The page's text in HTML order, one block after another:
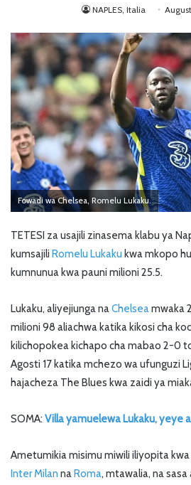
NAPLES, Italia
Fowadi wa Chelsea, Romelu Lukaku.
TETESI za usajili zinasema klabu ya
kumsajili Romelu Lukaku kwa mkopo
kumnunua kwa pauni milioni 25.5.
Lukaku, aliyejiunga naChelseamwaka
milioni 98 aliachwa katika kikosi cha
kilichopokea kichapo cha mabao 2-0
Agosti 17 katika mchezo wa ufunguzi
hajacheza The Blues kwa zaidi ya
SOMA: Villa yamuelewa Lukaku, yeye
Ametumikia misimu miwili iliyopita
Inter Milan naRoma, mtawalia, na